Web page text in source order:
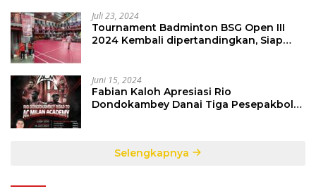
Juli 23, 2024
Tournament Badminton BSG Open III
2024 Kembali dipertandingkan, Siap
Juni 15, 2024
Fabian Kaloh Apresiasi Rio
Dondokambey Danai Tiga Pesepakbola
Selengkapnya